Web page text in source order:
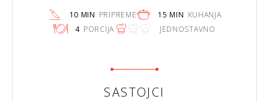
10 MIN PRIPREME 15 MIN KUHANJA
4 PORCIJA JEDNOSTAVNO
SASTOJCI